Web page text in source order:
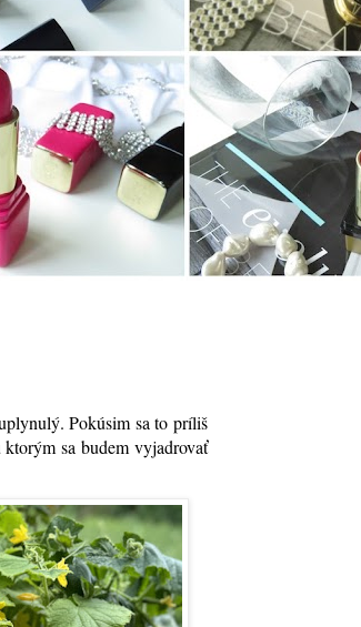
Pokúsim sa to príliš
sa budem vyjadrovať